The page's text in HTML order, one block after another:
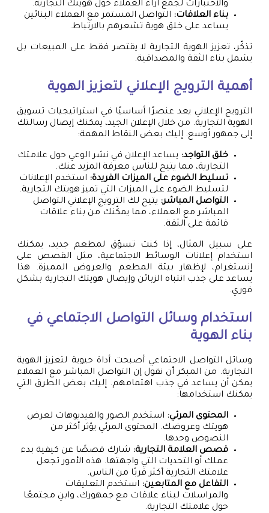
والاختبارات لجمع آراء العملاء حول هويتك التجارية.
بناء العلاقات: التواصل المستمر مع العملاء البنائين
يساعد على خلق هوية تشعرهم بالارتباط.
تذكّر، تعزيز الهوية التجارية لا يقتصر فقط على المبيعات بل
يشمل بناء الثقة والمصداقية.
أهمية الترويج الإعلاني لتعزيز الهوية
الترويج الإعلاني يعد عنصرًا أساسيًا في استراتيجيات تسويق
الهوية التجارية. من خلال الإعلان الجيد، يمكنك إيصال رسالتك
إلى جمهور أوسع. إليك بعض النقاط المهمة:
خلق التواجد: يساعد الإعلان في نشر الوعي حول علامتك
التجارية، مما يتيح للناس معرفة المزيد عنك.
تسليط الضوء على الميزات الفريدة: استخدم الإعلانات
لتسليط الضوء على الميزات التي تميز هويتك التجارية.
التواصل المباشر: يتيح لك الترويج الإعلاني التواصل
المباشر مع العملاء، مما يمكّنك من بناء علاقات
قائمة على الثقة.
على سبيل المثال، إذا كنت تسوّق لمطعم جديد، يمكنك
استخدام إعلانات الوسائط الاجتماعية، مثل القصص على
إنستغرام، لإظهار بيئة المطعم والعروض المميزة. هذا
يساعد على جذب انتباه الزبائن وإيصال هويتك التجارية بشكل
فوري.
استخدام وسائل التواصل الاجتماعي في
بناء الهوية
وسائل التواصل الاجتماعي أصبحت أداة حيوية لتعزيز الهوية
التجارية. من المبكر أن نقول إن التواصل المباشر مع العملاء
يمكن أن يساعد في جذب اهتمامهم. إليك بعض الطرق التي
يمكنك استخدامها:
المحتوى المرئي: استخدم الصور والفيديوهات لعرض
هويتك وعروضك. المحتوى المرئي يؤثر أكثر من
النصوص وحدها.
قصص العلامة التجارية: شارك قصصًا عن كيفية بدء
عملك أو التحديات التي واجهتها. هذه الأمور تجعل
علامتك التجارية أكثر قربًا من الناس.
التفاعل مع المتابعين: استخدم التعليقات
والمراسلات لبناء علاقات مع جمهورك، وابنِ مجتمعًا
حول علامتك التجارية.